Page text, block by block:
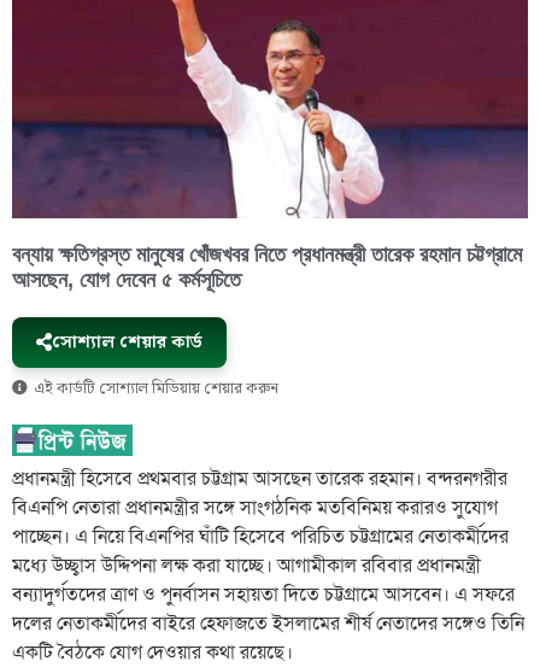
বন্যায় ক্ষতিগ্রস্ত মানুষের খোঁজখবর নিতে প্রধানমন্ত্রী তারেক রহমান চট্টগ্রামে
আসছেন, যোগ দেবেন ৫ কর্মসূচিতে
সোশ্যাল শেয়ার কার্ড
এই কার্ডটি সোশ্যাল মিডিয়ায় শেয়ার করুন
প্রধানমন্ত্রী হিসেবে প্রথমবার চট্টগ্রাম আসছেন তারেক রহমান। বন্দরনগরীর
বিএনপি নেতারা প্রধানমন্ত্রীর সঙ্গে সাংগঠনিক মতবিনিময় করারও সুযোগ
পাচ্ছেন। এ নিয়ে বিএনপির ঘাঁটি হিসেবে পরিচিত চট্টগ্রামের নেতাকর্মীদের
মধ্যে উচ্ছ্বাস উদ্দিপনা লক্ষ করা যাচ্ছে। আগামীকাল রবিবার প্রধানমন্ত্রী
বন্যাদুর্গতদের ত্রাণ ও পুনর্বাসন সহায়তা দিতে চট্টগ্রামে আসবেন। এ সফরে
দলের নেতাকর্মীদের বাইরে হেফাজতে ইসলামের শীর্ষ নেতাদের সঙ্গেও তিনি
একটি বৈঠকে যোগ দেওয়ার কথা রয়েছে।